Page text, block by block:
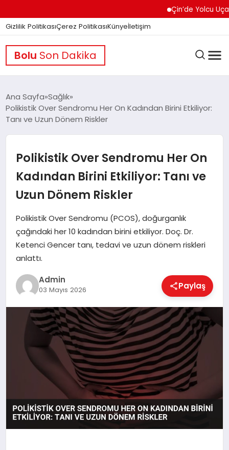
Çin’de Yolcu
Gizlilik PolitikasıÇerez PolitikasıKünyeİletişim
Bolu Son Dakika
GÜNDEM
DÜNYA
EĞITIM
EKONOMI
MAGAZIN
SAĞLIK
SPOR
Ana Sayfa Sağlık
Polikistik Over Sendromu Her On Kadından Birini Etkiliyor:
Tanı ve Uzun Dönem Riskler
Polikistik Over Sendromu Her On
Kadından Birini Etkiliyor: Tanı ve
Uzun Dönem Riskler
Polikistik Over Sendromu (PCOS), doğurganlık
çağındaki her 10 kadından birini etkiliyor. Doç. Dr.
Ketenci Gencer tanı, tedavi ve uzun dönem riskleri
anlattı.
Admin
03 Mayıs 2026 Paylaş